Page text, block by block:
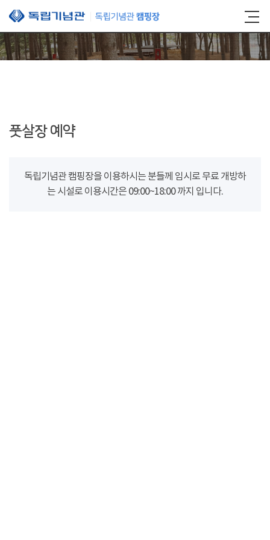
본문 바로가기
풋살장 예약
독립기념관 캠핑장을 이용하시는 분들께 임시로 무료 개방하
는 시설로 이용시간은 09:00~18:00 까지 입니다.